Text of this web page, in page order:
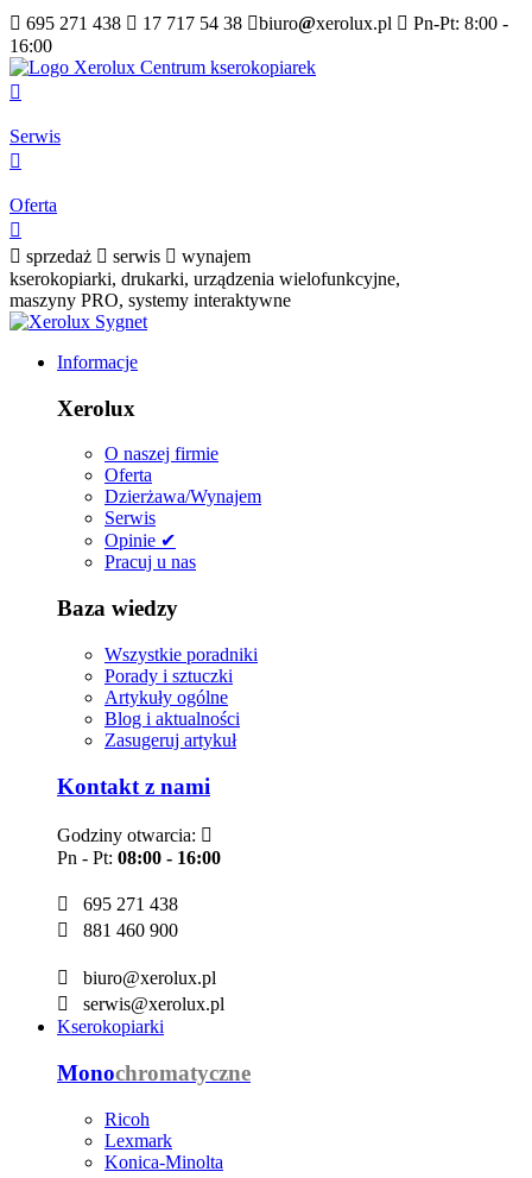
 695 271 438  17 717 54 38 biuro@xerolux.pl  Pn-Pt: 8:00 -
16:00

Serwis

Oferta

 sprzedaż  serwis  wynajem
kserokopiarki, drukarki, urządzenia wielofunkcyjne,
maszyny PRO, systemy interaktywne
Informacje
Xerolux
O naszej firmie
Oferta
Dzierżawa/Wynajem
Serwis
Opinie ✔
Pracuj u nas
Baza wiedzy
Wszystkie poradniki
Porady i sztuczki
Artykuły ogólne
Blog i aktualności
Zasugeruj artykuł
Kontakt z nami
Godziny otwarcia: 
Pn - Pt: 08:00 - 16:00

695 271 438

881 460 900

biuro@xerolux.pl

serwis@xerolux.pl
Kserokopiarki
Monochromatyczne
Ricoh
Lexmark
Konica-Minolta